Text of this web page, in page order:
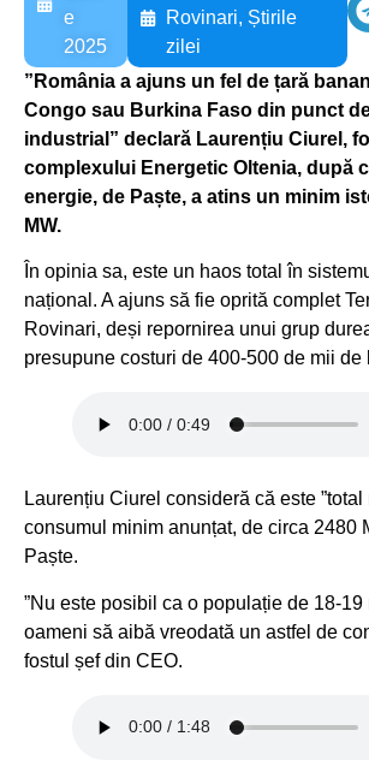
e
2025
Rovinari, Știrile
zilei
”România a ajuns un fel de țară
Congo sau Burkina Faso din punct
industrial” declară Laurențiu Ciurel,
complexului Energetic Oltenia, după
energie, de Paște, a atins un minim
MW.
În opinia sa, este un haos total în
național. A ajuns să fie oprită complet
Rovinari, deși repornirea unui grup
presupune costuri de 400-500 de mii de
Laurențiu Ciurel consideră că este ”total
consumul minim anunțat, de circa 2480
Paște.
”Nu este posibil ca o populație de 18-
oameni să aibă vreodată un astfel de
fostul șef din CEO.